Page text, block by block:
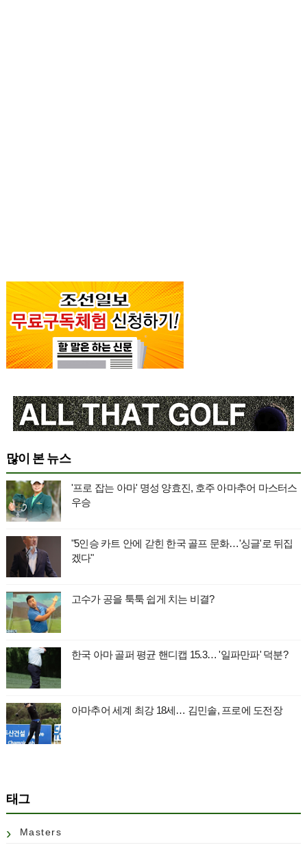
많이 본 뉴스
'프로 잡는 아마' 명성 양효진, 호주 아마추어 마스터스
우승
"5인승 카트 안에 갇힌 한국 골프 문화…'싱글'로 뒤집
겠다"
고수가 공을 툭툭 쉽게 치는 비결?
한국 아마 골퍼 평균 핸디캡 15.3… '일파만파' 덕분?
아마추어 세계 최강 18세… 김민솔, 프로에 도전장
태그
Masters